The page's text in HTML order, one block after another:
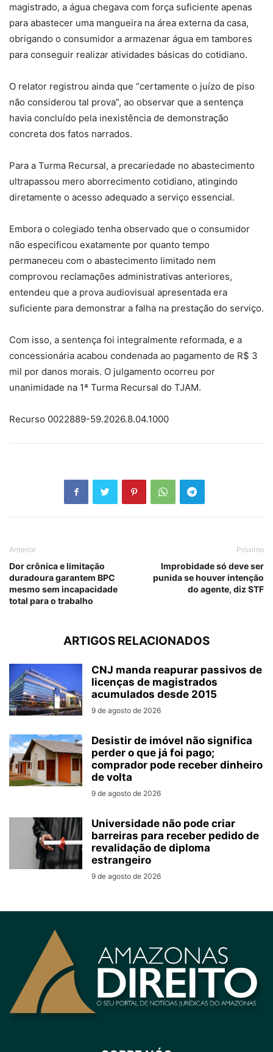
magistrado, a água chegava com força suficiente apenas
para abastecer uma mangueira na área externa da casa,
obrigando o consumidor a armazenar água em tambores
para conseguir realizar atividades básicas do cotidiano.
O relator registrou ainda que “certamente o juízo de piso
não considerou tal prova”, ao observar que a sentença
havia concluído pela inexistência de demonstração
concreta dos fatos narrados.
Para a Turma Recursal, a precariedade no abastecimento
ultrapassou mero aborrecimento cotidiano, atingindo
diretamente o acesso adequado a serviço essencial.
Embora o colegiado tenha observado que o consumidor
não especificou exatamente por quanto tempo
permaneceu com o abastecimento limitado nem
comprovou reclamações administrativas anteriores,
entendeu que a prova audiovisual apresentada era
suficiente para demonstrar a falha na prestação do serviço.
Com isso, a sentença foi integralmente reformada, e a
concessionária acabou condenada ao pagamento de R$ 3
mil por danos morais. O julgamento ocorreu por
unanimidade na 1ª Turma Recursal do TJAM.
Recurso 0022889-59.2026.8.04.1000
Anterior
Dor crônica e limitação
duradoura garantem BPC
mesmo sem incapacidade
total para o trabalho
Próximo
Improbidade só deve ser
punida se houver intenção
do agente, diz STF
ARTIGOS RELACIONADOS
CNJ manda reapurar passivos de
licenças de magistrados
acumulados desde 2015
9 de agosto de 2026
Desistir de imóvel não significa
perder o que já foi pago;
comprador pode receber dinheiro
de volta
9 de agosto de 2026
Universidade não pode criar
barreiras para receber pedido de
revalidação de diploma
estrangeiro
9 de agosto de 2026